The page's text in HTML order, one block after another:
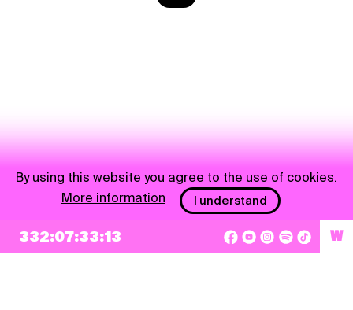
332:07:33:13 W
By using this website you agree to the use of cookies.
More information
I understand